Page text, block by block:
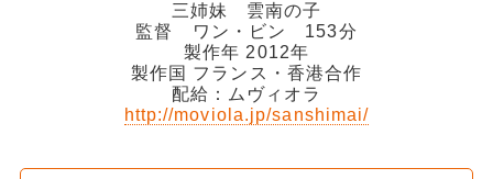
三姉妹 雲南の子
監督 ワン・ビン 153分
製作年 2012年
製作国 フランス・香港合作
配給：ムヴィオラ
http://moviola.jp/sanshimai/